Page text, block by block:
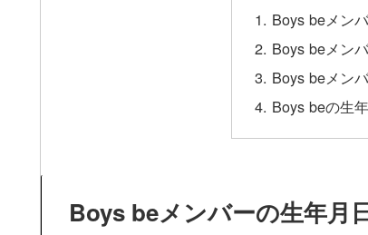
Boys beメン
Boys beメン
Boys beメン
Boys beの生
Boys beメンバーの生年月